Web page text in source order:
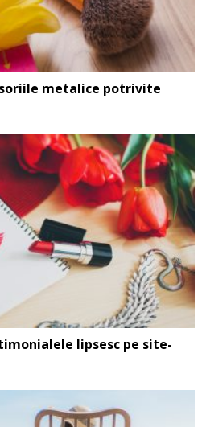
metalice potrivite
lipsesc pe site-